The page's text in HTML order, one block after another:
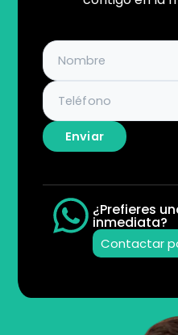
Enviar
¿Prefieres
inmediata?
Contactar